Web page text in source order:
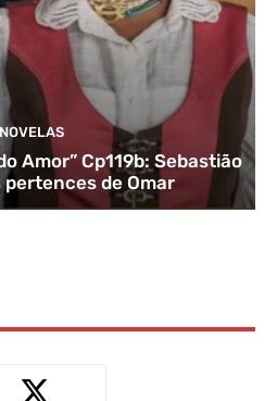
NOVELAS
Amor” Cp119b: Sebastião
de Omar